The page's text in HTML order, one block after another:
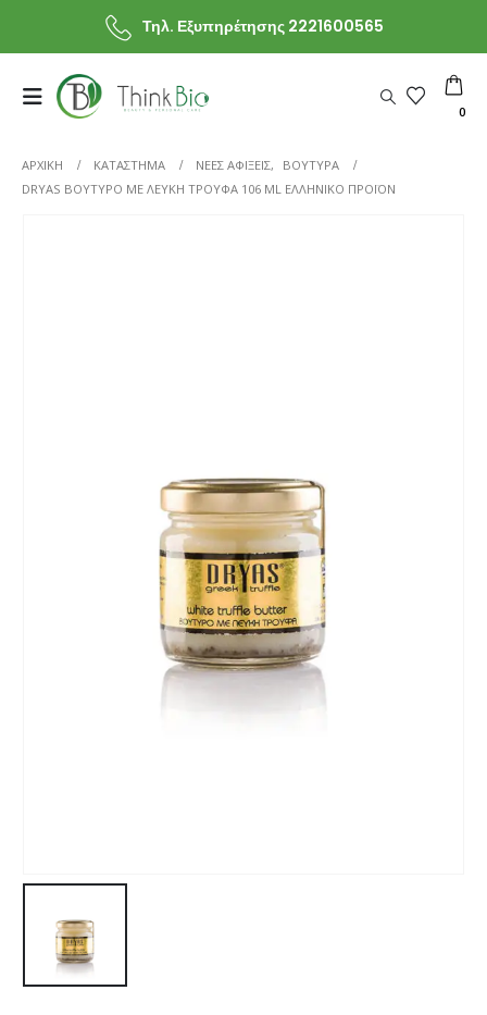
Τηλ. Εξυπηρέτησης 2221600565
0
ΑΡΧΙΚΗ ΚΑΤΆΣΤΗΜΑ ΝΕΕΣ ΑΦΙΞΕΙΣ,
ΒΟΥΤΥΡΑ
DRYAS ΒΟΎΤΥΡΟ ΜΕ ΛΕΥΚΉ ΤΡΟΎΦΑ 106 ML ΕΛΛΗΝΙΚΌ ΠΡΟΪΌΝ